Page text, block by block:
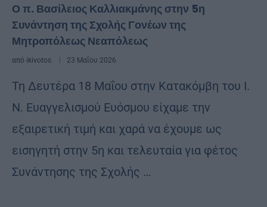
Ο π. Βασίλειος Καλλιακμάνης στην 5η
Συνάντηση της Σχολής Γονέων της
Μητροπόλεως Νεαπόλεως
από ikivotos 23 Μαΐου 2026
Τη Δευτέρα 18 Μαΐου στην Κατακόμβη του Ι.
Ν. Ευαγγελισμού Ευόσμου είχαμε την
εξαιρετική τιμή και χαρά να έχουμε ως
εισηγητή στην 5η και τελευταία για φέτος
Συνάντησης της Σχολής …